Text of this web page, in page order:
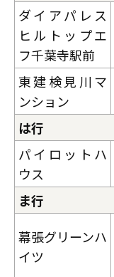
ダイアパレス
ヒルトップエ
フ千葉寺駅前
東建検見川マ
ンション
は行
パイロットハ
ウス
ま行
幕張グリーンハ
イツ